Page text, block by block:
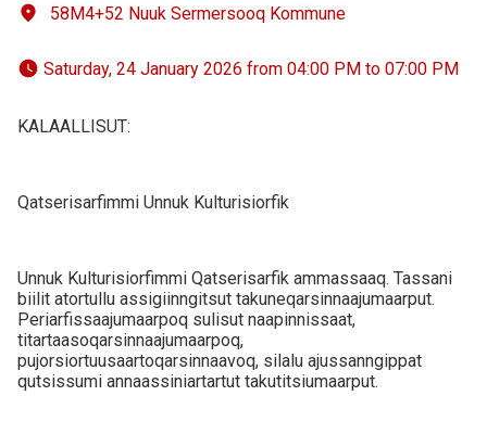
58M4+52 Nuuk Sermersooq Kommune
Saturday, 24 January 2026 from 04:00 PM to 07:00 PM
KALAALLISUT:
Qatserisarfimmi Unnuk Kulturisiorfik
Unnuk Kulturisiorfimmi Qatserisarfik ammassaaq. Tassani
biilit atortullu assigiinngitsut takuneqarsinnaajumaarput.
Periarfissaajumaarpoq sulisut naapinnissaat,
titartaasoqarsinnaajumaarpoq,
pujorsiortuusaartoqarsinnaavoq, silalu ajussanngippat
qutsissumi annaassiniartartut takutitsiumaarput.